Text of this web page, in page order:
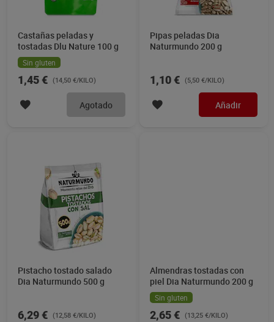
Castañas peladas y
tostadas Dlu Nature 100 g
Sin gluten
1,45 € (14,50 €/KILO)
Agotado
Pipas peladas Dia
Naturmundo 200 g
1,10 € (5,50 €/KILO)
Añadir
Pistacho tostado salado
Dia Naturmundo 500 g
6,29 € (12,58 €/KILO)
Almendras tostadas con
piel Dia Naturmundo 200 g
Sin gluten
2,65 € (13,25 €/KILO)